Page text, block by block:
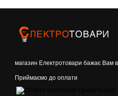
магазин Електротовари бажає Вам
Приймаємо до оплати